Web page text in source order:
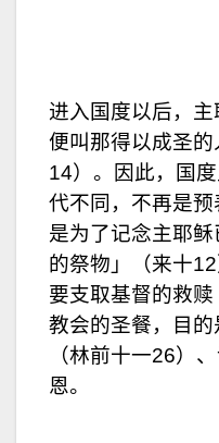
进入国度以后，主
便叫那得以成圣
14）。因此，国
代不同，不再是
是为了记念主耶
的祭物」（来十
要支取基督的救
教会的圣餐，目的
（林前十一26）
恩。